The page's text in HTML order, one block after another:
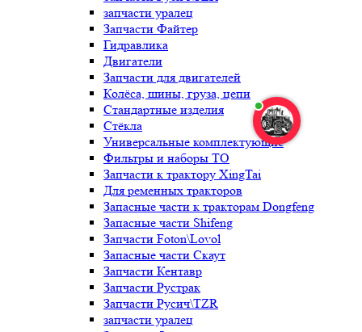
запчасти уралец
Запчасти Файтер
Гидравлика
Двигатели
Запчасти для двигателей
Колёса, шины, груза, цепи
Стандартные изделия
Стёкла
Универсальные комплектующие
Фильтры и наборы ТО
Запчасти к трактору XingTai
Для ременных тракторов
Запасные части к тракторам Dongfeng
Запасные части Shifeng
Запчасти Foton\Lovol
Запасные части Скаут
Запчасти Кентавр
Запчасти Рустрак
Запчасти Русич\TZR
запчасти уралец